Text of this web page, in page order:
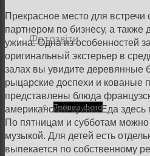
Фотозвіти
Тревел фото
Прекрасное место для встречи
партнером по бизнесу, а также
ужина. Одна из особенностей
оригинальный экстерьер в
залах вы увидите деревянные
рыцарские доспехи и кованые
представлены блюда
американской кухни. Еда здесь
По пятницам и субботам
музыкой. Для детей есть
выпекается по собственному